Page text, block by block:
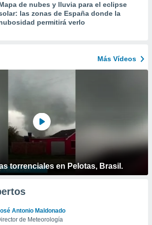
de nubes y lluvia para el eclipse
las zonas de España donde la
permitirá verlo
Más Vídeos
torrenciales en Pelotas, Brasil.
Antonio Maldonado
de Meteorología